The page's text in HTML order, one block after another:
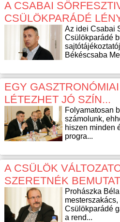
A CSABAI
CSÜLÖKPARÁDÉ
Az idei Csabai
Csülökparádé
Békéscsaba
EGY
LÉTEZHET JÓ SZÍN...
Folyamatosan
számolunk,
hiszen minden
progra...
A CSÜLÖK
SZERETNÉK
Prohászka
Csülökparádé
a rend...